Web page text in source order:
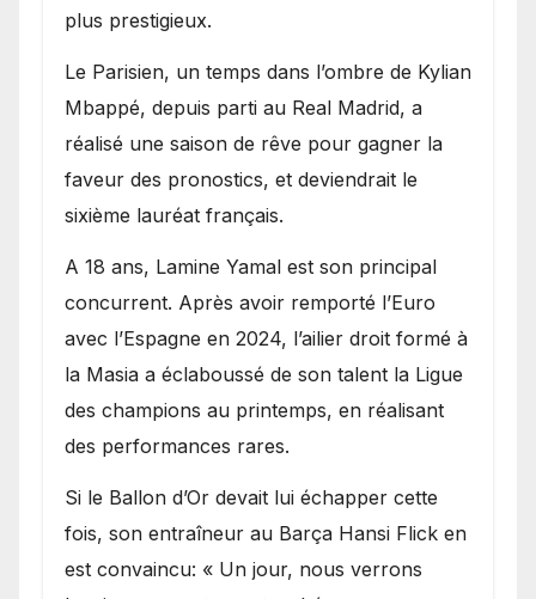
plus prestigieux.
Le Parisien, un temps dans l’ombre de Kylian
Mbappé, depuis parti au Real Madrid, a
réalisé une saison de rêve pour gagner la
faveur des pronostics, et deviendrait le
sixième lauréat français.
A 18 ans, Lamine Yamal est son principal
concurrent. Après avoir remporté l’Euro
avec l’Espagne en 2024, l’ailier droit formé à
la Masia a éclaboussé de son talent la Ligue
des champions au printemps, en réalisant
des performances rares.
Si le Ballon d’Or devait lui échapper cette
fois, son entraîneur au Barça Hansi Flick en
est convaincu: « Un jour, nous verrons